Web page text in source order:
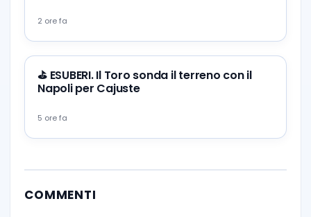
2 ore fa
⛳ ESUBERI. Il Toro sonda il terreno con il
Napoli per Cajuste
5 ore fa
COMMENTI